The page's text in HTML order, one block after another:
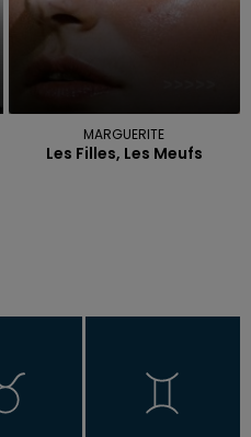
MARGUERITE
Les Filles, Les Meufs